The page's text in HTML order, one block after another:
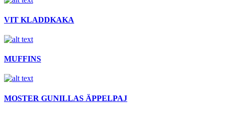
VIT KLADDKAKA
MUFFINS
MOSTER GUNILLAS ÄPPELPAJ